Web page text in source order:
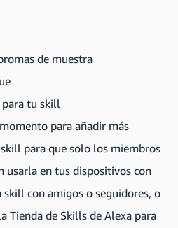
de muestra
para tu skill
para añadir más
para que solo los miembros
usarla en tus dispositivos con
con amigos o seguidores, o
Tienda de Skills de Alexa para